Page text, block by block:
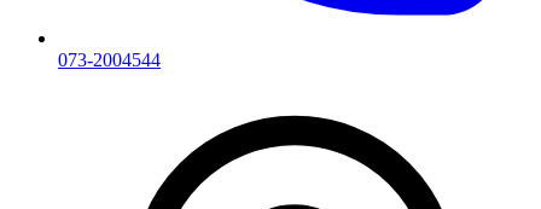
073-2004544